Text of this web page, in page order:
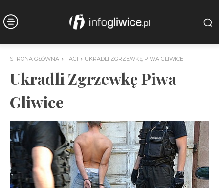
STRONA GŁÓWNA TAGI UKRADLI ZGRZEWKĘ PIWA GLIWICE
Ukradli Zgrzewkę Piwa
Gliwice